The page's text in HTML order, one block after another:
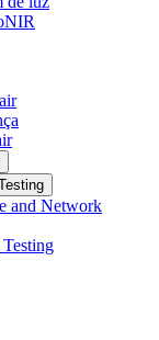
and Network